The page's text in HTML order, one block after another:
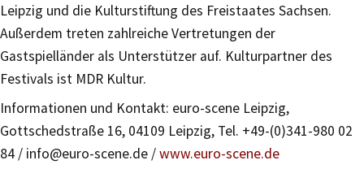
Leipzig und die Kulturstiftung des Freistaates Sachsen.
Außerdem treten zahlreiche Vertretungen der
Gastspielländer als Unterstützer auf. Kulturpartner des
Festivals ist MDR Kultur.
Informationen und Kontakt: euro-scene Leipzig,
Gottschedstraße 16, 04109 Leipzig, Tel. +49-(0)341-980 02
84 / info@euro-scene.de /www.euro-scene.de